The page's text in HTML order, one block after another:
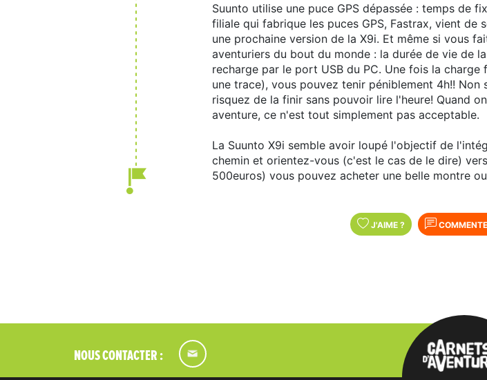
Suunto utilise une puce GPS dépassée : temps de
filiale qui fabrique les puces GPS, Fastrax, vient
une prochaine version de la X9i. Et même si vous
aventuriers du bout du monde : la durée de vie de
recharge par le port USB du PC. Une fois la
une trace), vous pouvez tenir péniblement 4h!!
risquez de la finir sans pouvoir lire l'heure! Quand
aventure, ce n'est tout simplement pas acceptable.
La Suunto X9i semble avoir loupé l'objectif de
chemin et orientez-vous (c'est le cas de le dire)
500euros) vous pouvez acheter une belle montre
J'AIME ?
NOUS CONTACTER :